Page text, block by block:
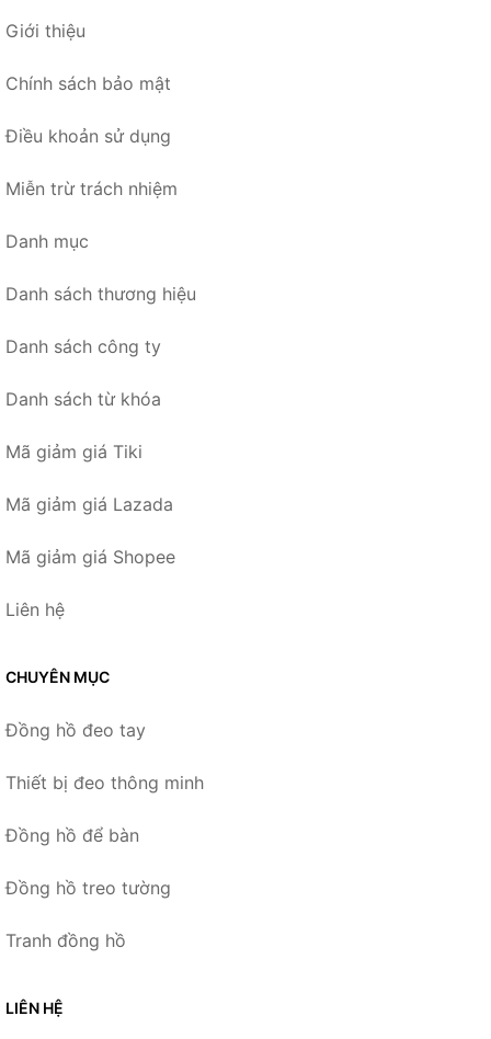
Giới thiệu
Chính sách bảo mật
Điều khoản sử dụng
Miễn trừ trách nhiệm
Danh mục
Danh sách thương hiệu
Danh sách công ty
Danh sách từ khóa
Mã giảm giá Tiki
Mã giảm giá Lazada
Mã giảm giá Shopee
Liên hệ
CHUYÊN MỤC
Đồng hồ đeo tay
Thiết bị đeo thông minh
Đồng hồ để bàn
Đồng hồ treo tường
Tranh đồng hồ
LIÊN HỆ